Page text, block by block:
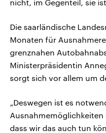
nicht, im Gegenteil, sie
Die saarländische
Monaten für
grenznahen
Ministerpräsidentin
sorgt sich vor allem um
„Deswegen ist es
dass wir das auch tun